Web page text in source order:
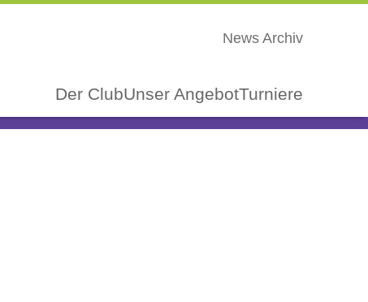
News Archiv
Der ClubUnser AngebotTurniere